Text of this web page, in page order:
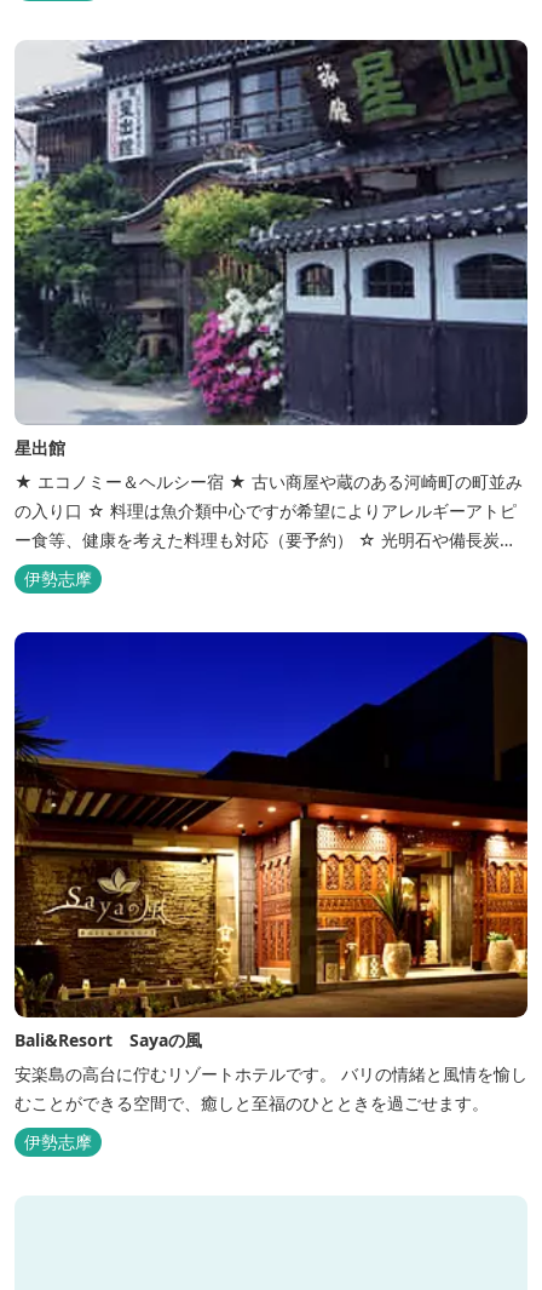
星出館
★ エコノミー＆ヘルシー宿 ★ 古い商屋や蔵のある河崎町の町並み
の入り口 ☆ 料理は魚介類中心ですが希望によりアレルギーアトピ
ー食等、健康を考えた料理も対応（要予約） ☆ 光明石や備長炭を
設置した青森ヒバと信楽焼のお風呂で心身のリフレッシュを！
【Japanese Inn Group 会員です】
伊勢志摩
Bali&Resort Sayaの風
安楽島の高台に佇むリゾートホテルです。 バリの情緒と風情を愉し
むことができる空間で、癒しと至福のひとときを過ごせます。
伊勢志摩